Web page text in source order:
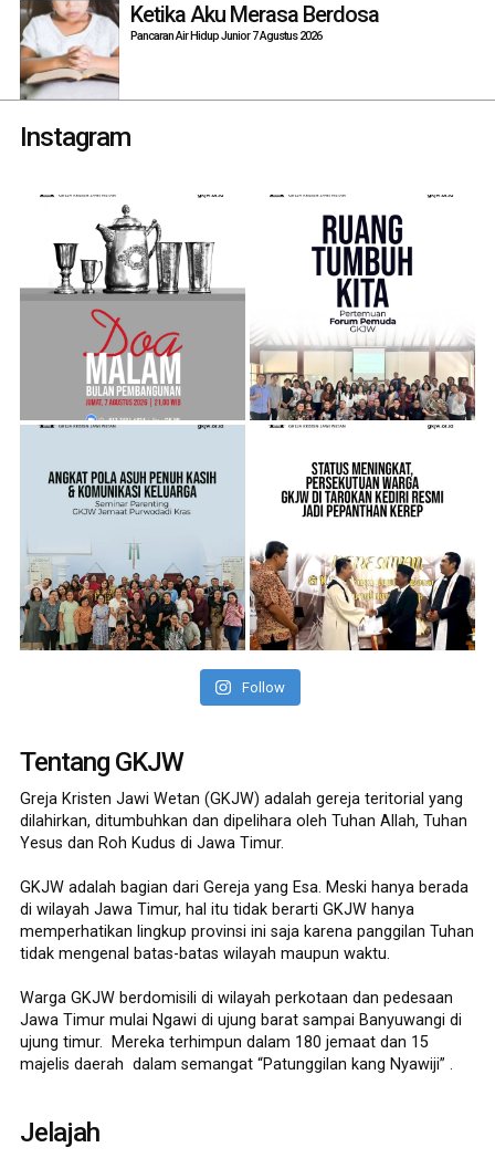
Ketika Aku Merasa Berdosa
Pancaran Air Hidup Junior 7 Agustus 2026
Instagram
Follow
Tentang GKJW
Greja Kristen Jawi Wetan (GKJW) adalah gereja teritorial yang
dilahirkan, ditumbuhkan dan dipelihara oleh Tuhan Allah, Tuhan
Yesus dan Roh Kudus di Jawa Timur.
GKJW adalah bagian dari Gereja yang Esa. Meski hanya berada
di wilayah Jawa Timur, hal itu tidak berarti GKJW hanya
memperhatikan lingkup provinsi ini saja karena panggilan Tuhan
tidak mengenal batas-batas wilayah maupun waktu.
Warga GKJW berdomisili di wilayah perkotaan dan pedesaan
Jawa Timur mulai Ngawi di ujung barat sampai Banyuwangi di
ujung timur. Mereka terhimpun dalam 180 jemaat dan 15
majelis daerah dalam semangat “Patunggilan kang Nyawiji” .
Jelajah